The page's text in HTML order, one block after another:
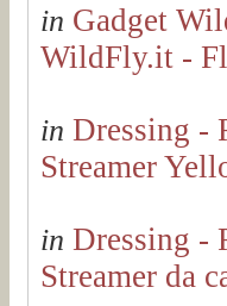
in Gadget
WildFly.it -
in Dressing -
Streamer
in Dressing -
Streamer da